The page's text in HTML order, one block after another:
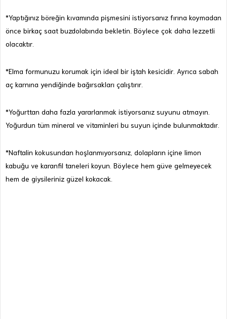
*Yaptığınız böreğin kıvamında pişmesini istiyorsanız fırına koymadan
önce birkaç saat buzdolabında bekletin. Böylece çok daha lezzetli
olacaktır.
*Elma formunuzu korumak için ideal bir iştah kesicidir. Ayrıca sabah
aç karnına yendiğinde bağırsakları çalıştırır.
*Yoğurttan daha fazla yararlanmak istiyorsanız suyunu atmayın.
Yoğurdun tüm mineral ve vitaminleri bu suyun içinde bulunmaktadır.
*Naftalin kokusundan hoşlanmıyorsanız, dolapların içine limon
kabuğu ve karanfil taneleri koyun. Böylece hem güve gelmeyecek
hem de giysileriniz güzel kokacak.